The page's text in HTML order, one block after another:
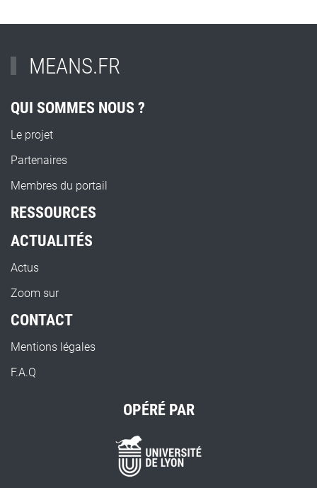
MEANS.FR
QUI SOMMES NOUS ?
Le projet
Partenaires
Membres du portail
RESSOURCES
ACTUALITÉS
Actus
Zoom sur
CONTACT
Mentions légales
F.A.Q
OPÉRÉ PAR